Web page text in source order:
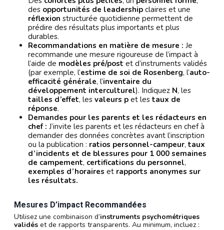
des opportunités de leadership claires et une
réflexion structurée quotidienne permettent de
prédire des résultats plus importants et plus
durables.
Recommandations en matière de mesure : Je
recommande une mesure rigoureuse de l’impact à
l’aide de modèles pré/post et d’instruments validés
(par exemple, l’estime de soi de Rosenberg, l’auto-
efficacité générale, l’inventaire du
développement interculturel). Indiquez N, les
tailles d’effet, les valeurs p et les taux de
réponse.
Demandes pour les parents et les rédacteurs en
chef : J’invite les parents et les rédacteurs en chef à
demander des données concrètes avant l’inscription
ou la publication : ratios personnel-campeur, taux
d’incidents et de blessures pour 1 000 semaines
de campement, certifications du personnel,
exemples d’horaires et rapports anonymes sur
les résultats.
Mesures D’impact Recommandées
Utilisez une combinaison d’instruments psychométriques
validés et de rapports transparents. Au minimum, incluez :